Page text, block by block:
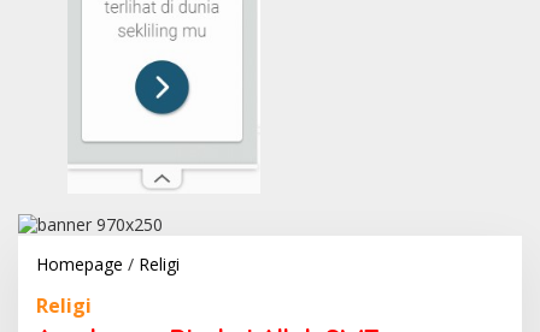
Homepage / Religi
Religi